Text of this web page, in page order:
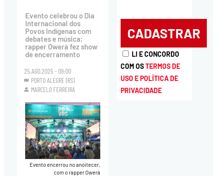
Evento celebrou o Dia
Internacional dos
Povos Indígenas com
debates e música;
rapper Owerá fez show
de encerramento
25.AGO.2025 - 09:00
PORTO ALEGRE (RS)
MARCELO FERREIRA
Evento encerrou no anoitecer,
com o rapper Owerá
LI E CONCORDO
COM OSTERMOS DE
USO E POLÍTICA DE
PRIVACIDADE